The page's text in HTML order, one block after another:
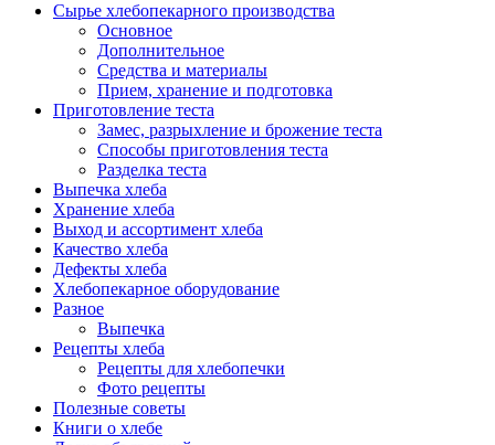
Сырье хлебопекарного производства
Основное
Дополнительное
Средства и материалы
Прием, хранение и подготовка
Приготовление теста
Замес, разрыхление и брожение теста
Способы приготовления теста
Разделка теста
Выпечка хлеба
Хранение хлеба
Выход и ассортимент хлеба
Качество хлеба
Дефекты хлеба
Хлебопекарное оборудование
Разное
Выпечка
Рецепты хлеба
Рецепты для хлебопечки
Фото рецепты
Полезные советы
Книги о хлебе